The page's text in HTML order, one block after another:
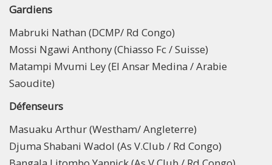
Gardiens
Mabruki Nathan (DCMP/ Rd Congo)
Mossi Ngawi Anthony (Chiasso Fc / Suisse)
Matampi Mvumi Ley (El Ansar Medina / Arabie
Saoudite)
Défenseurs
Masuaku Arthur (Westham/ Angleterre)
Djuma Shabani Wadol (As V.Club / Rd Congo)